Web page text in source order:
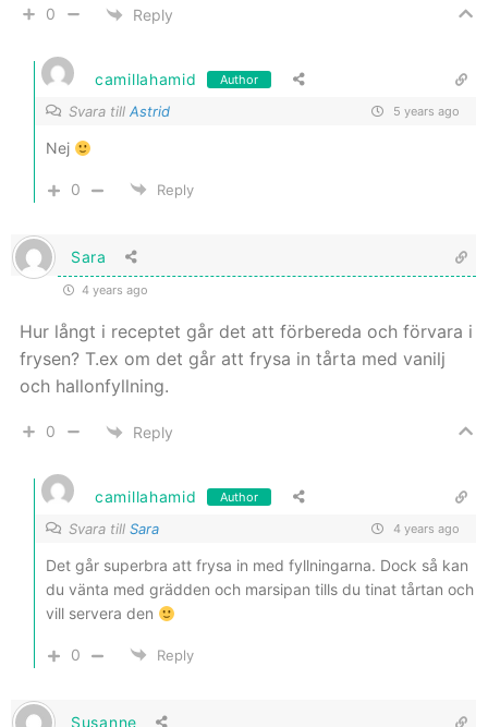
0 Reply
camillahamid Author
Svara till Astrid 5 years ago
Nej
0 Reply
Sara
4 years ago
Hur långt i receptet går det att förbereda och förvara i
frysen? T.ex om det går att frysa in tårta med vanilj
och hallonfyllning.
0 Reply
camillahamid Author
Svara till Sara 4 years ago
Det går superbra att frysa in med fyllningarna. Dock så kan
du vänta med grädden och marsipan tills du tinat tårtan och
vill servera den
0 Reply
Susanne